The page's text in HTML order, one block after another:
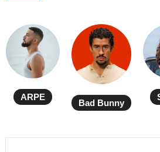
ARPE
Bad Bunny